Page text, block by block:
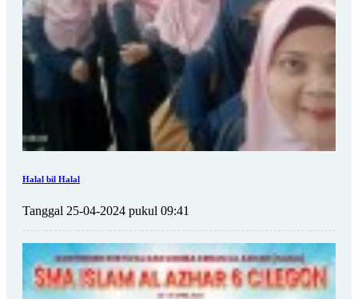
Halal bil Halal
Tanggal 25-04-2024 pukul 09:41